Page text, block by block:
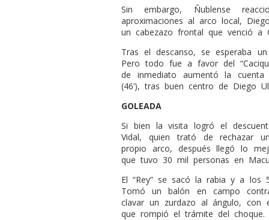
Sin embargo, Ñublense
aproximaciones al arco local,
un cabezazo frontal que venció a
Tras el descanso, se esperaba
Pero todo fue a favor del
de inmediato aumentó la
(46’), tras buen centro de Diego
GOLEADA
Si bien la visita logró el
Vidal, quien trató de rechazar
propio arco, después llegó lo
que tuvo 30 mil personas en
El “Rey” se sacó la rabia y a los
Tomó un balón en campo
clavar un zurdazo al ángulo,
que rompió el trámite del choque.